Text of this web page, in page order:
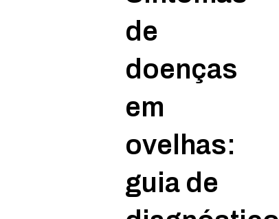
de
doenças
em
ovelhas:
guia de